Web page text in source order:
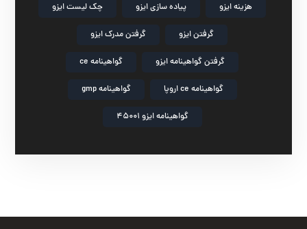
هزینه ایزو پیاده سازی ایزو چک لیست ایزو
گرفتن ایزو گرفتن مدرک ایزو
گرفتن گواهینامه ایزو گواهینامه ce
گواهینامه ce اروپا گواهینامه gmp
گواهینامه ایزو 45001